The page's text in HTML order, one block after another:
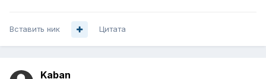
Вставить ник Цитата
Kaban